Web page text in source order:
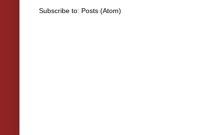
Subscribe to: Posts (Atom)